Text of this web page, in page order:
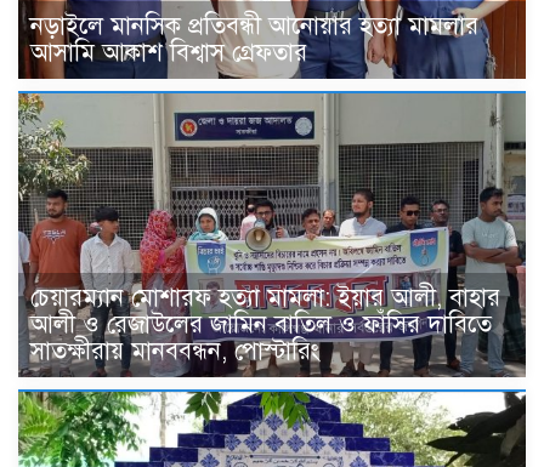
নড়াইলে মানসিক প্রতিবন্ধী আনোয়ার হত্যা মামলার
আসামি আকাশ বিশ্বাস গ্রেফতার
চেয়ারম্যান মোশারফ হত্যা মামলা: ইয়ার আলী, বাহার
আলী ও রেজাউলের জামিন বাতিল ও ফাঁসির দাবিতে
সাতক্ষীরায় মানববন্ধন, পোস্টারিং